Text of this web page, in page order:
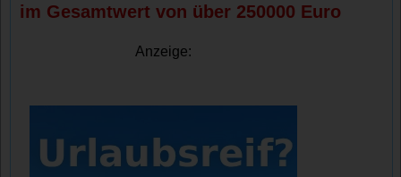
im Gesamtwert von über 250000 Euro
Anzeige: